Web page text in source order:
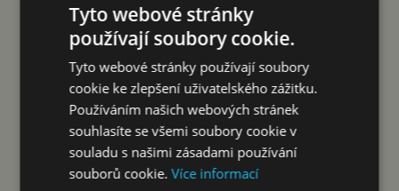
Tyto webové stránky
používají soubory cookie.
Tyto webové stránky používají soubory
cookie ke zlepšení uživatelského zážitku.
Používáním našich webových stránek
souhlasíte se všemi soubory cookie v
souladu s našimi zásadami používání
souborů cookie.Více informací